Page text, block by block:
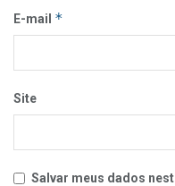
E-mail *
Site
Salvar meus dados